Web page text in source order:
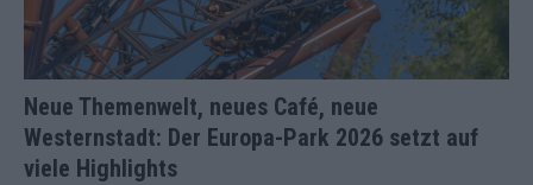
Neue Themenwelt, neues Café, neue
Westernstadt: Der Europa-Park 2026 setzt auf
viele Highlights